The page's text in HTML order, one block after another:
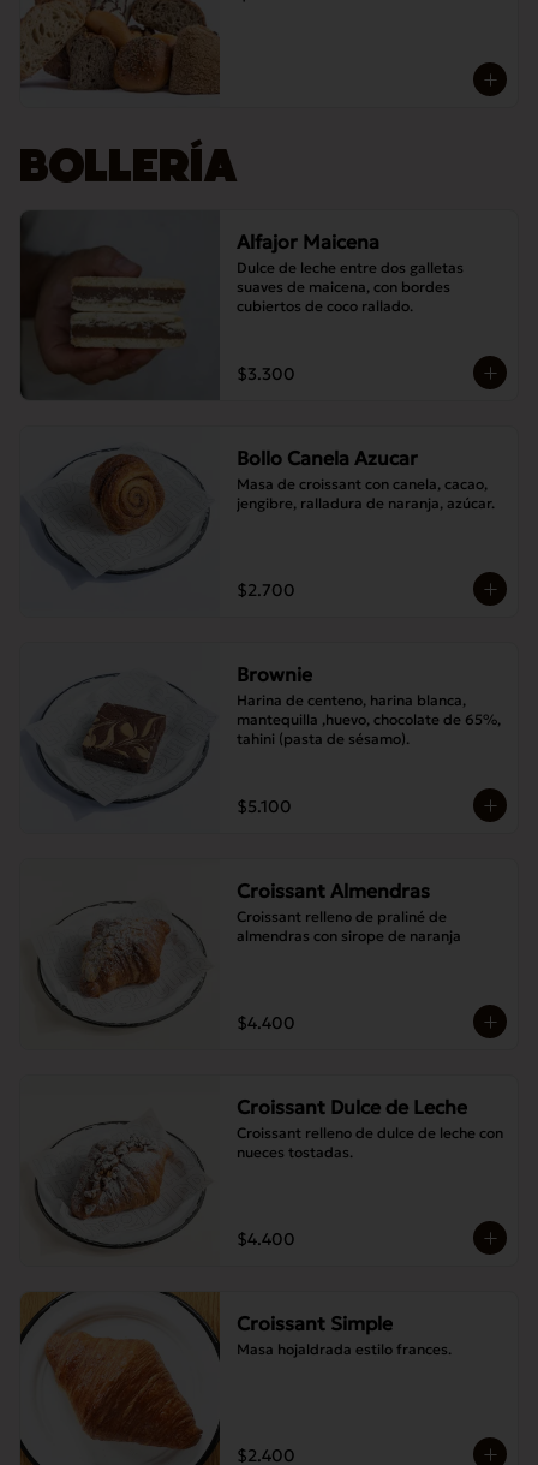
BOLLERÍA
Alfajor Maicena
Dulce de leche entre dos galletas
suaves de maicena, con bordes
cubiertos de coco rallado.
$3.300
Bollo Canela Azucar
Masa de croissant con canela, cacao,
jengibre, ralladura de naranja, azúcar.
$2.700
Brownie
Harina de centeno, harina blanca,
mantequilla ,huevo, chocolate de 65%,
tahini (pasta de sésamo).
$5.100
Croissant Almendras
Croissant relleno de praliné de
almendras con sirope de naranja
$4.400
Croissant Dulce de Leche
Croissant relleno de dulce de leche con
nueces tostadas.
$4.400
Croissant Simple
Masa hojaldrada estilo frances.
$2.400